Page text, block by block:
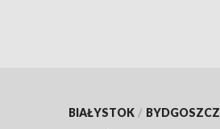
BIAŁYSTOK / BYDGOSZCZ